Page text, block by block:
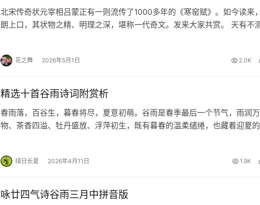
北宋传奇状元宰相吕蒙正有一则流传了1000多年的《寒窑赋》。如今读来
朗上口，其状物之精、明理之深，堪称一代奇文。发来大家共赏。 天有不
花之舞 2026年5月1日 2.0K
精选十首谷雨诗词附赏析
春雨落，百谷生，暮春将尽，夏意初萌。谷雨是春季最后一个节气，雨润万
物、茶香四溢、牡丹盛放、浮萍初生，既有暮春的温柔缱绻，也藏着迎夏
绿日长夏 2026年4月11日 1.9K
咏廿四气诗谷雨三月中拼音版